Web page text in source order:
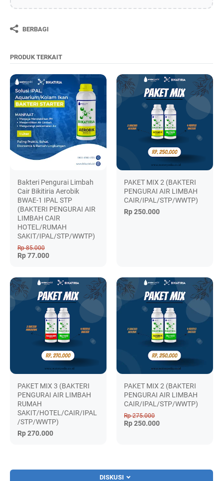
BERBAGI
PRODUK TERKAIT
Bakteri Pengurai Limbah
Cair Bikitiria Aerobik
BWAE-1 IPAL STP
(BAKTERI PENGURAI AIR
LIMBAH CAIR
HOTEL/RUMAH
SAKIT/IPAL/STP/WWTP)
Rp 85.000
Rp 77.000
PAKET MIX 2 (BAKTERI
PENGURAI AIR LIMBAH
CAIR/IPAL/STP/WWTP)
Rp 250.000
PAKET MIX 3 (BAKTERI
PENGURAI AIR LIMBAH
RUMAH
SAKIT/HOTEL/CAIR/IPAL
/STP/WWTP)
Rp 270.000
PAKET MIX 2 (BAKTERI
PENGURAI AIR LIMBAH
CAIR/IPAL/STP/WWTP)
Rp 275.000
Rp 250.000
DISKUSI